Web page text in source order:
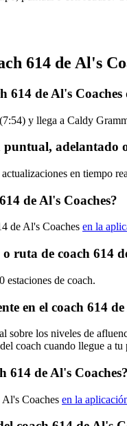
614 de Al's
de Al's Coaches
y llega a Caldy
puntual, adelantado
en tiempo
de Al's Coaches?
de Al's Coaches en la
ruta de coach 614
estaciones de coach.
en el coach 614 de
sobre los niveles de
coach cuando llegue a tu
614 de Al's Coaches?
Al's Coaches en la